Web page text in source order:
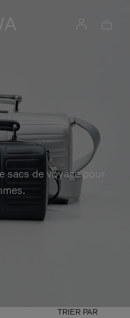
sacs de voyage pour
TRIER PAR